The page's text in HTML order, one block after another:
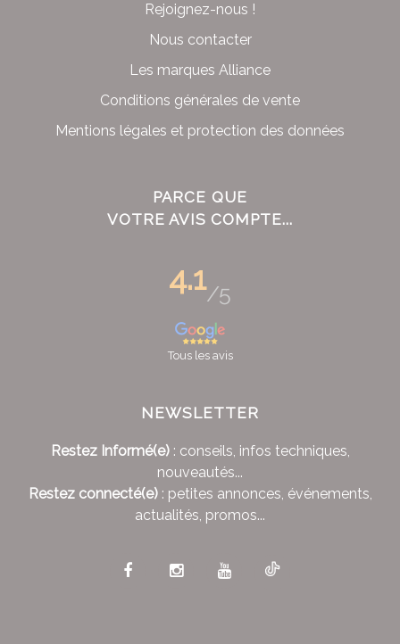
Rejoignez-nous !
Nous contacter
Les marques Alliance
Conditions générales de vente
Mentions légales et protection des données
PARCE QUE
VOTRE AVIS COMPTE...
4.1/5
Tous les avis
NEWSLETTER
Restez Informé(e): conseils, infos techniques,
nouveautés...
Restez connecté(e): petites annonces, événements,
actualités, promos...